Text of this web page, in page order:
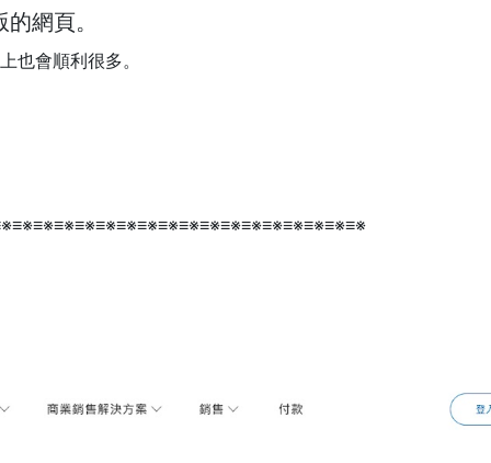
網頁。
也會順利很多。